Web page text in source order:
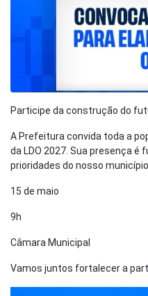
Participe da construção do
A Prefeitura convida toda a
da LDO 2027. Sua presença é
prioridades do nosso município.
15 de maio
9h
Câmara Municipal
Vamos juntos fortalecer a